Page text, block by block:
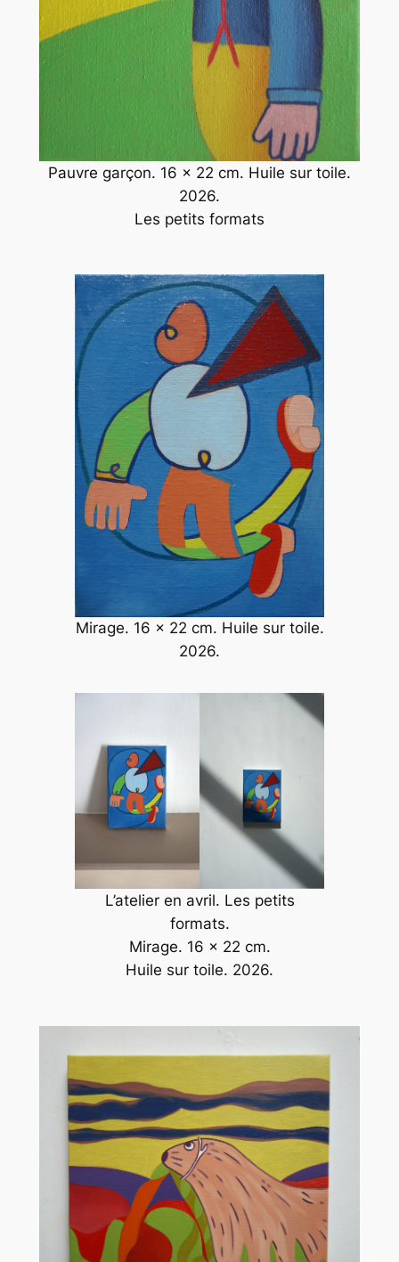
Pauvre garçon. 16 x 22 cm. Huile sur toile.
2026.
Les petits formats
Mirage. 16 x 22 cm. Huile sur toile.
2026.
L’atelier en avril. Les petits
formats.
Mirage. 16 x 22 cm.
Huile sur toile. 2026.